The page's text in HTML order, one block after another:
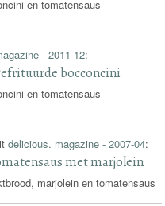
en tomatensaus
- 2011-12:
bocconcini
en tomatensaus
delicious. magazine - 2007-04:
met marjolein
marjolein en tomatensaus